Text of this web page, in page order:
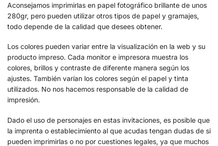
Aconsejamos imprimirlas en papel fotográfico brillante de unos
280gr, pero pueden utilizar otros tipos de papel y gramajes,
todo depende de la calidad que desees obtener.
Los colores pueden variar entre la visualización en la web y su
producto impreso. Cada monitor e impresora muestra los
colores, brillos y contraste de diferente manera según los
ajustes. También varían los colores según el papel y tinta
utilizados. No nos hacemos responsable de la calidad de
impresión.
Dado el uso de personajes en estas invitaciones, es posible que
la imprenta o establecimiento al que acudas tengan dudas de si
pueden imprimirlas o no por cuestiones legales, ya que muchos